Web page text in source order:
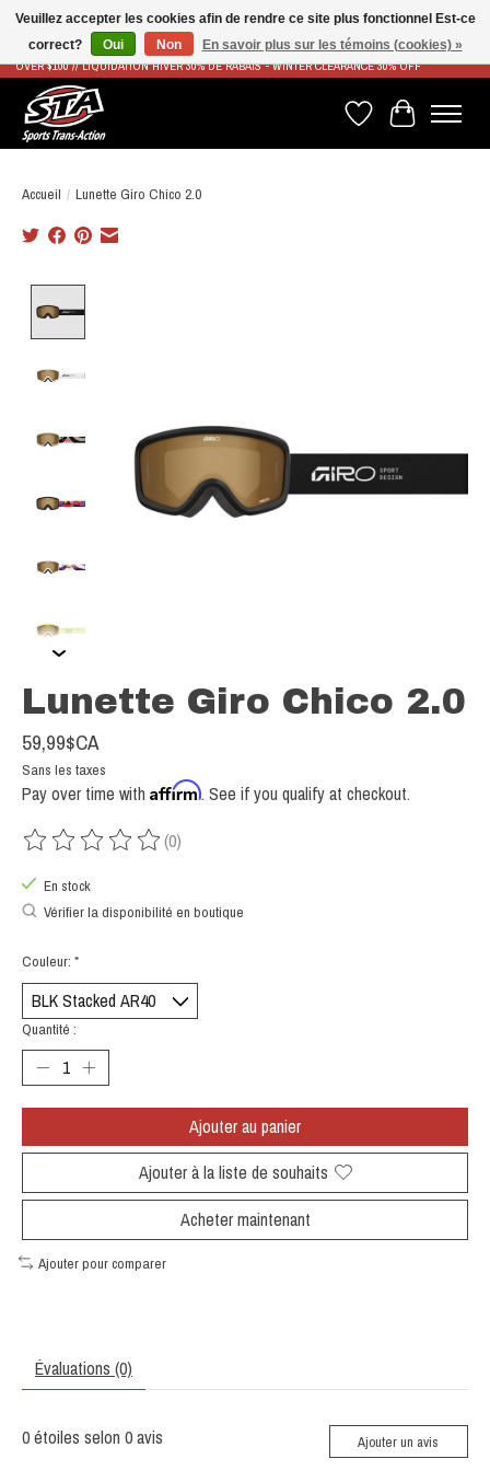
LIVRAISON RAPIDE ET GRATUITE À PARTIR DE 100$ - FAST & FREE SHIPPING ON ORDERS
OVER $100 // LIQUIDATION HIVER 30% DE RABAIS - WINTER CLEARANCE 30% OFF
Liste de souhaits
Panier
Accueil / Lunette Giro Chico 2.0
Lunette Giro Chico 2.0
59,99$CA
Sans les taxes
Pay over time with Affirm. See if you qualify at checkout.
Ce produit est évalué à
(0)
En stock
Vérifier la disponibilité en boutique
Couleur: *
Quantité :
Ajouter au panier
Ajouter à la liste de souhaits
Acheter maintenant
Ajouter pour comparer
Évaluations (0)
0étoiles selon 0avis Ajouter un avis
Veuillez accepter les cookies afin de rendre ce site plus fonctionnel Est-ce
correct?
Oui Non En savoir plus sur les témoins (cookies) »